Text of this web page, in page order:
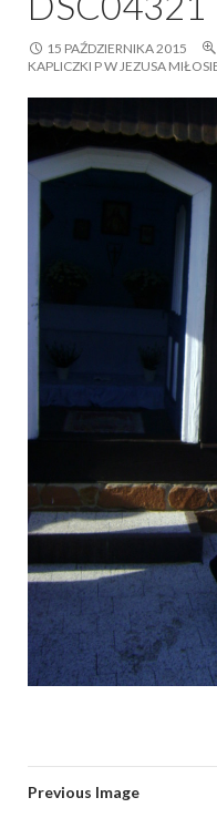
15 PAŹDZIERNIKA 2015
KAPLICZKI P W JEZUSA
Previous Image